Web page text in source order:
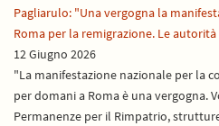
Pagliarulo: "Una vergogna la
Roma per la remigrazione. Le
12 Giugno 2026
"La manifestazione nazionale per la
per domani a Roma è una vergogna.
Permanenze per il Rimpatrio,